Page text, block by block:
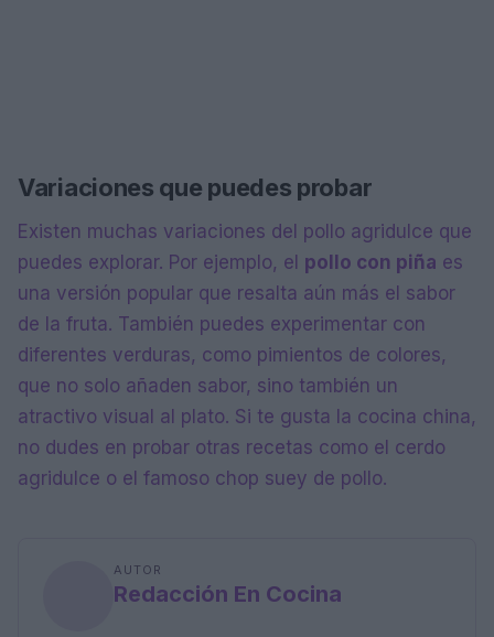
Variaciones que puedes probar
Existen muchas variaciones del pollo agridulce que
puedes explorar. Por ejemplo, el pollo con piña es
una versión popular que resalta aún más el sabor
de la fruta. También puedes experimentar con
diferentes verduras, como pimientos de colores,
que no solo añaden sabor, sino también un
atractivo visual al plato. Si te gusta la cocina china,
no dudes en probar otras recetas como el cerdo
agridulce o el famoso chop suey de pollo.
AUTOR
Redacción En Cocina